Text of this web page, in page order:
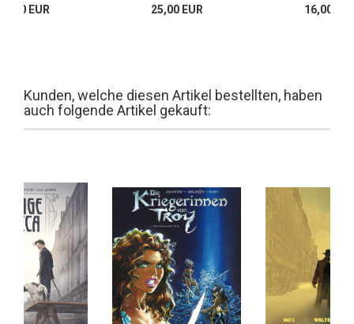
EUR 25,00 EUR 16,00
Kunden, welche diesen Artikel bestellten, haben
auch folgende Artikel gekauft: